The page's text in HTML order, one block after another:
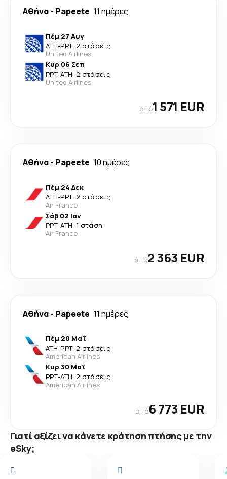
Αθήνα- Papeete 11 ημέρες
Πέμ 27 Αυγ
ATH-PPT· 2 στάσεις
United Airlines
Κυρ 06 Σεπ
PPT-ATH· 2 στάσεις
United Airlines
από1 571 EUR
Αθήνα- Papeete 10 ημέρες
Πέμ 24 Δεκ
ATH-PPT· 2 στάσεις
Air France
Σάβ 02 Ιαν
PPT-ATH· 1 στάση
Air France
από2 363 EUR
Αθήνα- Papeete 11 ημέρες
Πέμ 20 Μαΐ
ATH-PPT· 2 στάσεις
American Airlines
Κυρ 30 Μαΐ
PPT-ATH· 2 στάσεις
American Airlines
από6 773 EUR
Γιατί αξίζει να κάνετε κράτηση πτήσης με την
eSky;